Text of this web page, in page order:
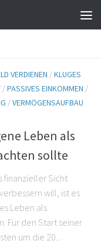
VERDIENEN /KLUGES
/PASSIVES EINKOMMEN /
/VERMÖGENSAUFBAU
Leben als
sollte
finanzieller Sicht
will, ist es
Leben als
Für den Start seiner
um die 20...